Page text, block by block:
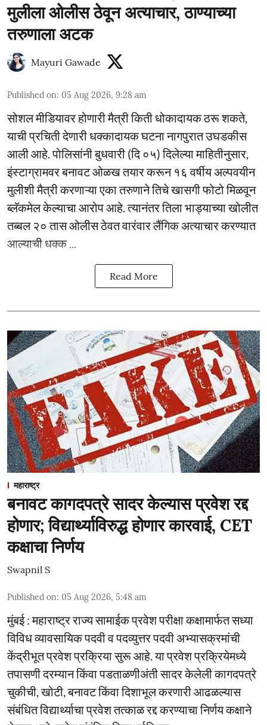
मुलीला ओलीस ठेवून अत्याचार, ठाण्याच्या
तरुणाला अटक
Mayuri Gawade
Published on: 05 Aug 2026, 9:28 am
सोशल मीडियावर होणारी मैत्री किती धोकादायक ठरू शकते,
याची प्रचिती देणारी धक्कादायक घटना नागपुरात उघडकीस
आली आहे. पोलिसांनी बुधवारी (दि ०५) दिलेल्या माहितीनुसार,
इंस्टाग्रामवर बनावट ओळख तयार करून १६ वर्षीय अल्पवयीन
मुलीशी मैत्री करणाऱ्या एका तरुणाने तिचे खासगी फोटो मिळवून
ब्लॅकमेल केल्याचा आरोप आहे. त्यानंतर तिला भाड्याच्या खोलीत
तब्बल २० तास ओलीस ठेवत वारंवार लैंगिक अत्याचार करण्यात
आल्याची धक्क ...
Read More
महाराष्ट्र
बनावट कागदपत्रे सादर केल्यास प्रवेश रद्द
होणार; विद्यार्थ्याविरुद्ध होणार कारवाई, CET
कक्षाचा निर्णय
Swapnil S
Published on: 05 Aug 2026, 5:48 am
मुंबई : महाराष्ट्र राज्य सामाईक प्रवेश परीक्षा कक्षामार्फत सध्या
विविध व्यावसायिक पदवी व पदव्युत्तर पदवी अभ्यासक्रमांची
केंद्रीभूत प्रवेश प्रक्रिया सुरू आहे. या प्रवेश प्रक्रियेमध्ये
तपासणी दरम्यान किंवा पडताळणीअंती सादर केलेली कागदपत्रे
चुकीची, खोटी, बनावट किंवा दिशाभूल करणारी आढळल्यास
संबंधित विद्यार्थ्याचा प्रवेश तत्काळ रद्द करण्याचा निर्णय कक्षाने